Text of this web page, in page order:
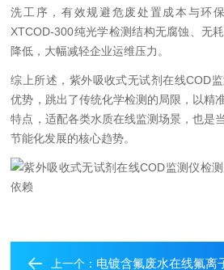
洗工序，有效规避危废处置成本与环
XTCOD-300纯光学检测结构无腐蚀、无
降低，大幅减轻企业运维压力。
综上所述，紫外吸收式无试剂在线COD
优势，跳出了传统化学检测的局限，以精
特点，适配各类水质在线监测场景，也是
节能化发展的核心趋势。
上一个： 电镀含氟废水在线氟离子浓度